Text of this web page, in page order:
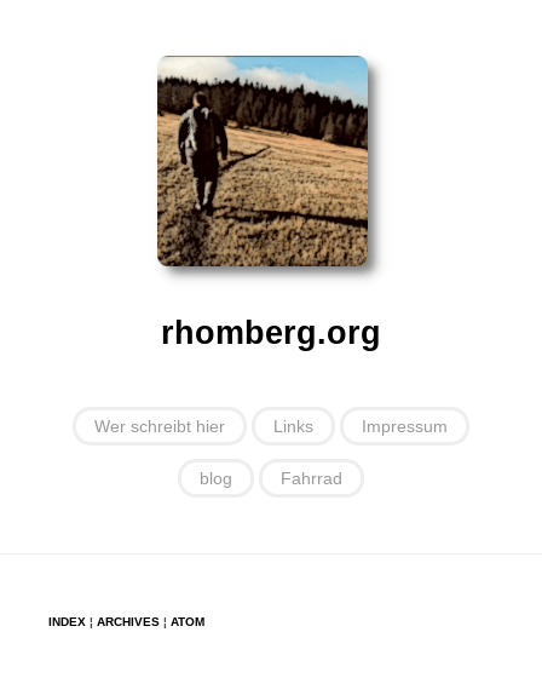
rhomberg.org
Wer schreibt hier Links Impressum
blog Fahrrad
INDEX ¦ ARCHIVES ¦ ATOM